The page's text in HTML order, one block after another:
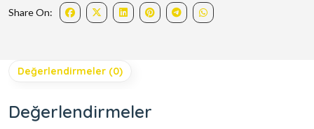
Share On:
Değerlendirmeler (0)
Değerlendirmeler